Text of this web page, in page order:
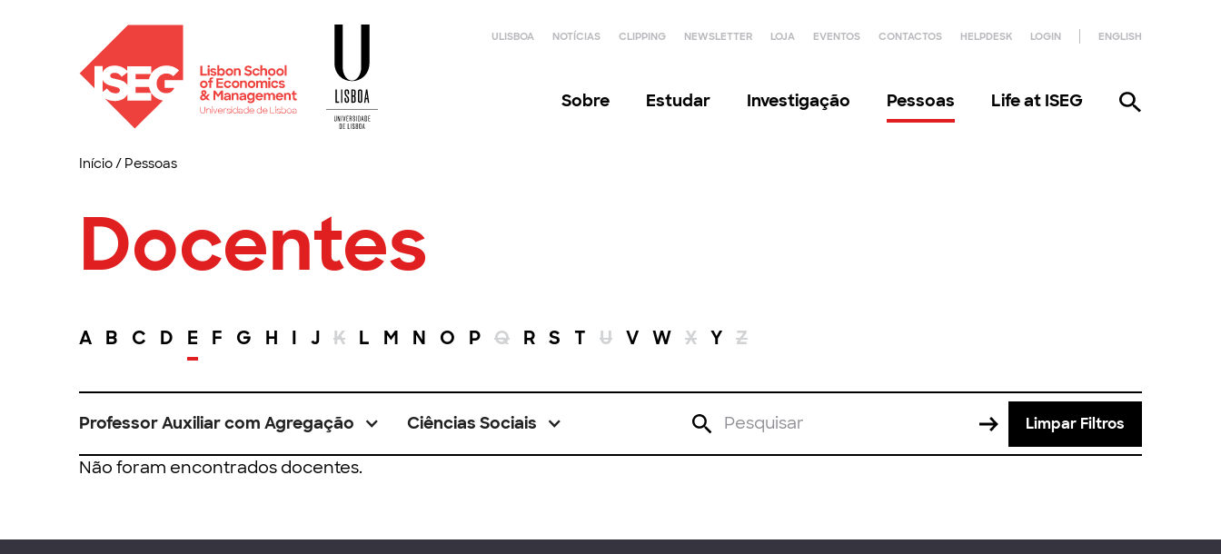
ULISBOA NOTÍCIAS CLIPPING NEWSLETTER LOJA EVENTOS CONTACTOS HELPDESK LOGIN ENGLISH
Sobre Estudar Investigação Pessoas Life at ISEG
Início/ Pessoas
Docentes
A B C D E F G H I J K L M N O P Q R S T U V W X Y Z
Professor Auxiliar com Agregação Ciências Sociais Limpar Filtros
Não foram encontrados docentes.